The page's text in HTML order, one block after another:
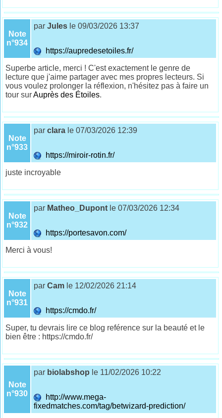
Note
n°934
parJules le 09/03/2026 13:37
https://aupredesetoiles.fr/
Superbe article, merci ! C'est exactement le genre de
lecture que j'aime partager avec mes propres lecteurs. Si
vous voulez prolonger la réflexion, n'hésitez pas à faire un
tour surAuprès des Étoiles.
Note
n°933
parclara le 07/03/2026 12:39
https://miroir-rotin.fr/
juste incroyable
Note
n°932
par Matheo_Dupont le 07/03/2026 12:34
https://portesavon.com/
Merci à vous!
Note
n°931
parCam le 12/02/2026 21:14
https://cmdo.fr/
Super, tu devrais lire ce blog reférence sur la beauté et le
bien être : https://cmdo.fr/
Note
n°930
par biolabshop le 11/02/2026 10:22
http://www.mega-
fixedmatches.com/tag/betwizard-prediction/